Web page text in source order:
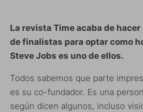
La revista Time acaba de
de finalistas para optar como
Steve Jobs es uno de ellos.
Todos sabemos que parte
es su co-fundador. Es una
según dicen algunos, incluso